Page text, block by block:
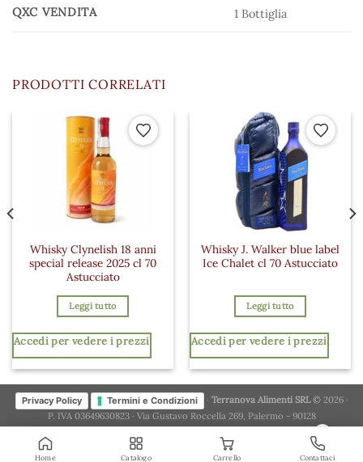
QXC VENDITA 1 Bottiglia
PRODOTTI CORRELATI
Aggiungi ai preferiti
Whisky Clynelish 18 anni
special release 2025 cl 70
Astucciato
Leggi tutto
Accedi per vedere i prezzi
Whisky J. Walker blue label
Ice Chalet cl 70 Astucciato
Leggi tutto
Accedi per vedere i prezzi
Privacy Policy Termini e Condizioni · Terranova Alimenti SRL© 2026 ·
P. IVA 03649630823 · Via Gustavo Roccella 269, Palermo - 90128
×
Home Catalogo Carrello Contattaci